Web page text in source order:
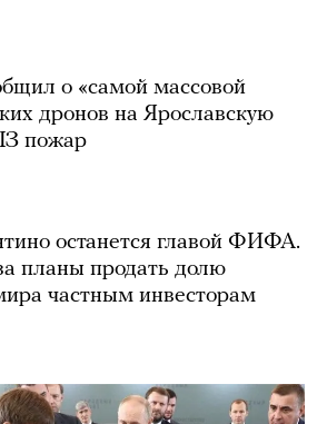
о «самой массовой
дронов на Ярославскую
пожар
останется главой ФИФА.
планы продать долю
частным инвесторам